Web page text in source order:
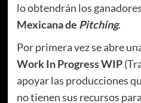
lo obtendrán los
Mexicana de Pitching.
Por primera vez se abre
Work In Progress WIP
apoyar las producciones
no tienen sus recursos